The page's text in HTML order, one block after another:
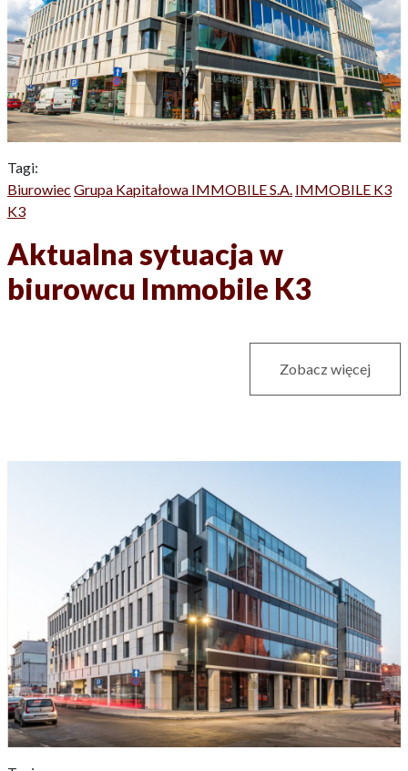
Tagi:
Biurowiec Grupa Kapitałowa IMMOBILE S.A. IMMOBILE K3
K3
Aktualna sytuacja w
biurowcu Immobile K3
Zobacz więcej